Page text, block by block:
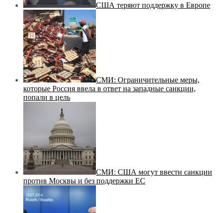
США теряют поддержку в Европе
СМИ: Ограничительные меры,
которые Россия ввела в ответ на западные санкции,
попали в цель
СМИ: США могут ввести санкции
против Москвы и без поддержки ЕС